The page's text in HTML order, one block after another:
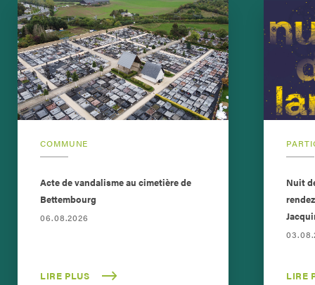
COMMUNE
Acte de vandalisme au cimetière de
Bettembourg
06.08.2026
LIRE PLUS
Nuit
LIRE